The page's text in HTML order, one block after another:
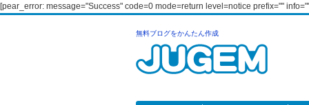
[pear_error: message="Success" code=0 mode=return level=notice prefix=""
無料ブログをかんたん作成